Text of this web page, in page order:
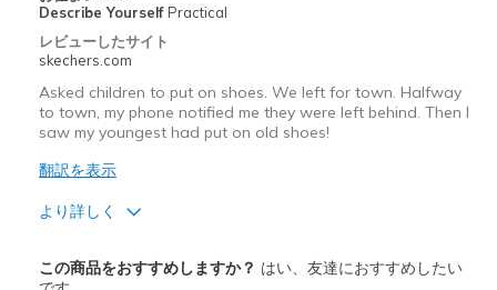
Describe Yourself Practical
レビューしたサイト
skechers.com
Asked children to put on shoes. We left for town. Halfway
to town, my phone notified me they were left behind. Then I
saw my youngest had put on old shoes!
翻訳を表示
より詳しく
Attractive Design
この商品をおすすめしますか？ はい、友達におすすめしたい